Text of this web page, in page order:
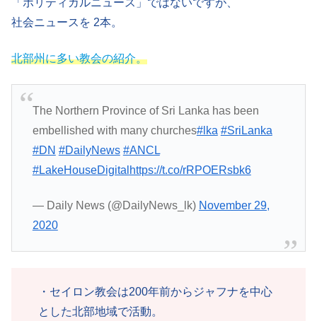
「ポリティカルニュース」ではないですが、
社会ニュースを 2本。
北部州に多い教会の紹介。
The Northern Province of Sri Lanka has been
embellished with many churches#lka #SriLanka
#DN #DailyNews #ANCL
#LakeHouseDigital https://t.co/rRPOERsbk6
— Daily News (@DailyNews_lk) November 29,
2020
・セイロン教会は200年前からジャフナを中心
とした北部地域で活動。